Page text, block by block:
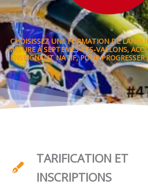
CHOISISSEZ UNE FORMATION DE
MESURE À SEPTEMES-LES-VALLONS,
ENSEIGNANT NATIF, POUR
TARIFICATION ET
INSCRIPTIONS